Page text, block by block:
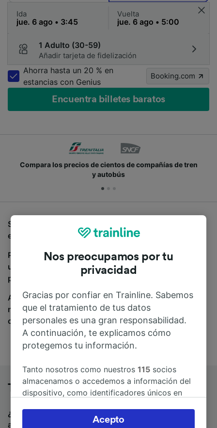
Ida Vuelta
1 Adulto (30-59)
Añadir tarjeta de fidelización
Ahorra hasta un 20 % en
estancias con Genius
Booking.com
Encuentra billetes baratos
Compara los precios de cientos de compañías de tren
y autobús
Si estás buscando autobuses de Trani a Bolonia,
estás en el sitio adecuado.
Para encontrar billetes de autobús, simplemente haz
una búsqueda y nosotros compararemos horarios y
precios tanto de tren como de autobús.
A donde quiera que vayas, tu viaje empieza con
nosotros. Encuentra billetes de más de 170
compañías de tren y autobús.
Trani a Bolonia en autobús
¿Estás buscando un billete de vuelta para volver en
autobús? Visita
autobuses de Bolonia a Trani
Nos preocupamos por tu
privacidad
Gracias por confiar en Trainline. Sabemos
que el tratamiento de tus datos
personales es una gran responsabilidad.
A continuación, te explicamos cómo
protegemos tu información.
Tanto nosotros como nuestros115 socios
almacenamos o accedemos a información del
dispositivo, como identificadores únicos en
Puedes aceptar o administrar tus preferencias
Acepto